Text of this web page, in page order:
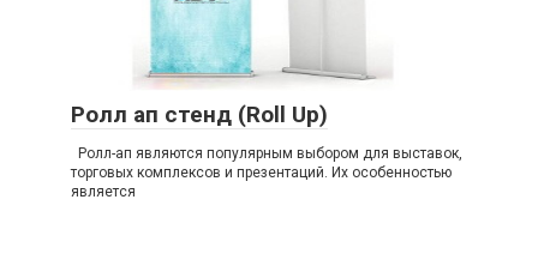
Ролл ап стенд (Roll Up)
Ролл-ап являются популярным выбором для выставок,
торговых комплексов и презентаций. Их особенностью
является